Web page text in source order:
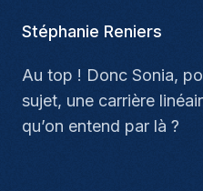
Stéphanie Reniers
Au top ! Donc Sonia,
sujet, une carrière
qu’on entend par là ?